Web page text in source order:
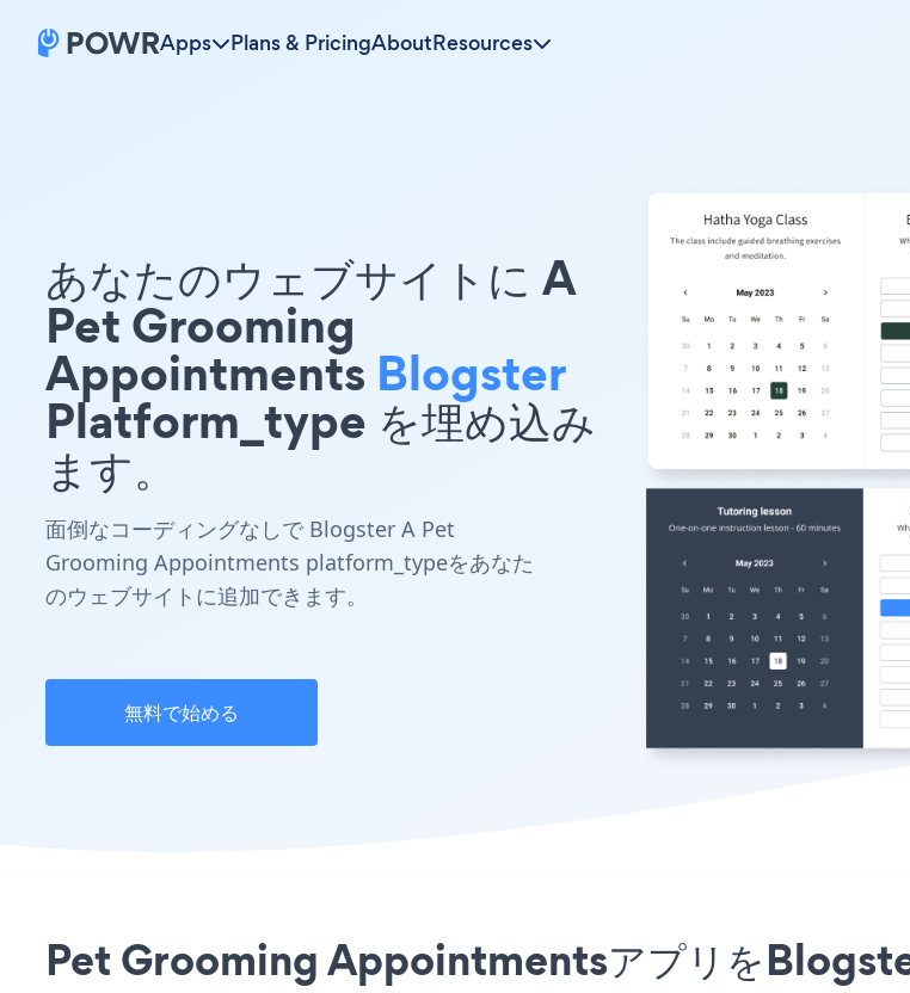
Apps Plans & PricingAboutResources
あなたのウェブサイトに A
Pet Grooming
Appointments Blogster
Platform_type を埋め込み
ます。
面倒なコーディングなしで Blogster A Pet
Grooming Appointments platform_typeをあなた
のウェブサイトに追加できます。
無料で始める
Pet Grooming Appointmentsアプリを